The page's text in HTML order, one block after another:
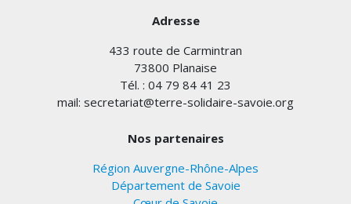
Adresse
433 route de Carmintran
73800 Planaise
Tél. : 04 79 84 41 23
mail: secretariat@terre-solidaire-savoie.org
Nos partenaires
Région Auvergne-Rhône-Alpes
Département de Savoie